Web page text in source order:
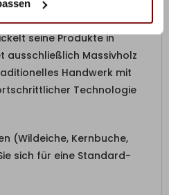
ist stabil, hochwertig
wie die Natur. Der
seine Produkte in
ausschließlich Massivholz
Handwerk mit
Technologie
(Wildeiche, Kernbuche,
sich für eine Standard-